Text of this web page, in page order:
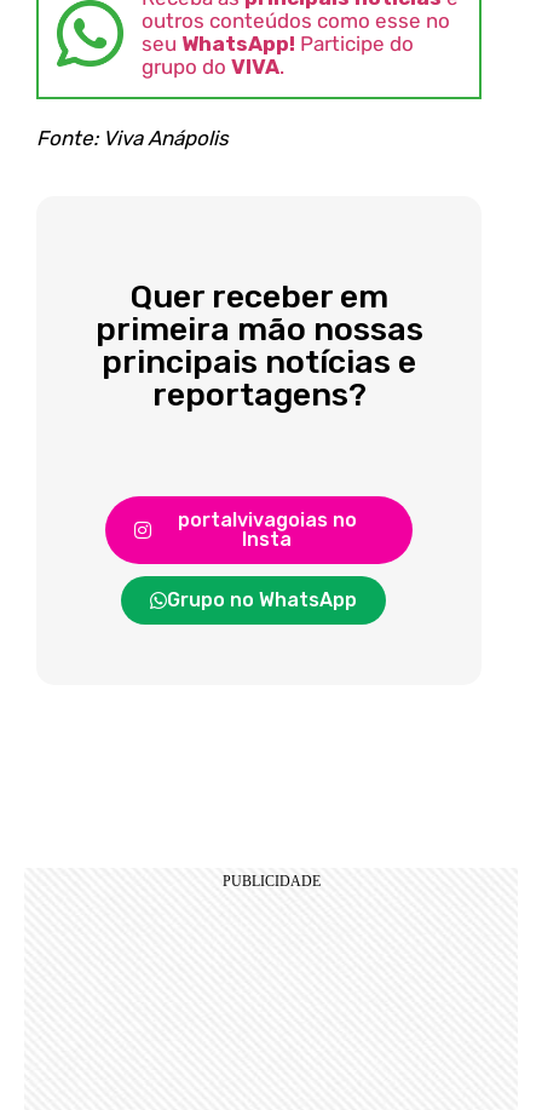
outros conteúdos como esse no
seu WhatsApp! Participe do
grupo do VIVA.
Fonte: Viva Anápolis
Quer receber em
primeira mão nossas
principais notícias e
reportagens?
portalvivagoias no
Insta
Grupo no WhatsApp